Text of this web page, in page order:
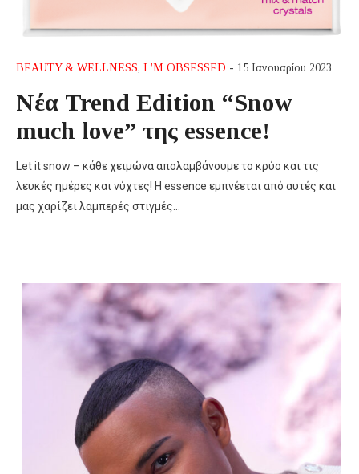
BEAUTY & WELLNESS, I 'M OBSESSED - 15 Ιανουαρίου 2023
Nέα Trend Edition “Snow
much love” της essence!
Let it snow – κάθε χειμώνα απολαμβάνουμε το κρύο και τις
λευκές ημέρες και νύχτες! Η essence εμπνέεται από αυτές και
μας χαρίζει λαμπερές στιγμές…